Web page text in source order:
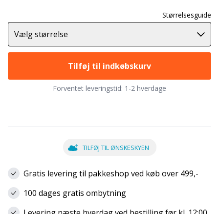
Størrelsesguide
Vælg størrelse
Tilføj til indkøbskurv
Forventet leveringstid: 1-2 hverdage
TILFØJ TIL ØNSKESKYEN
Gratis levering til pakkeshop ved køb over 499,-
100 dages gratis ombytning